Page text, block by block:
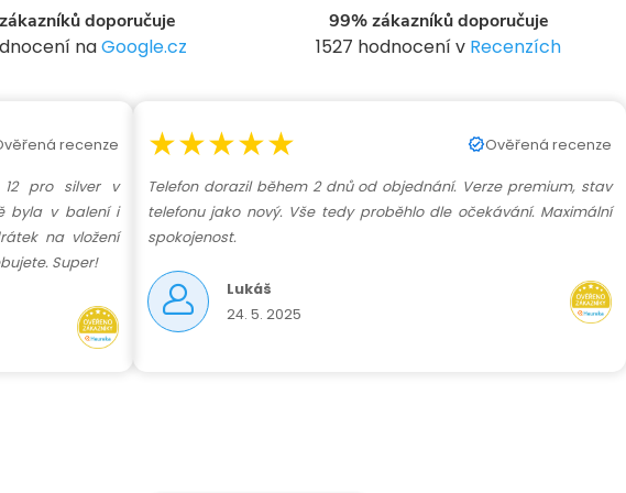
doporučuje
naGoogle.cz
99% zákazníků doporučuje
1527 hodnocení v Recenzích
recenze
pro silver v
byla v balení i
na vložení
Super!
★★★★★ Ověřená recenze
Telefon dorazil během 2 dnů od objednání. Verze premium, stav
telefonu jako nový. Vše tedy proběhlo dle očekávání. Maximální
spokojenost.
Lukáš
24. 5. 2025